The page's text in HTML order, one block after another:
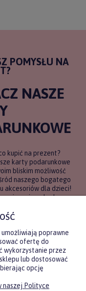
POMYSŁU NA
NASZE
kupić na prezent?
karty podarunkowe
bliskim możliwość
naszego bogatego
akcesoriów dla dzieci!
gdy chcesz
będzie najbardziej
SIĘ WIĘCEJ
poprawne
ofertę do
wykorzystanie przez
lub dostosować
opcję
naszej Polityce